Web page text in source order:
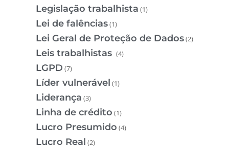
Legislação trabalhista (1)
Lei de falências(1)
Lei Geral de Proteção de Dados(2)
Leis trabalhistas (4)
LGPD (7)
Líder vulnerável (1)
Liderança (3)
Linha de crédito (1)
Lucro Presumido (4)
Lucro Real (2)